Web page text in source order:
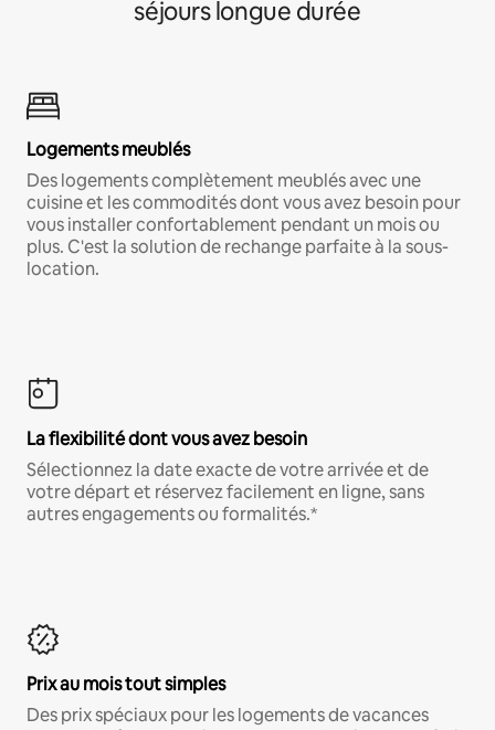
séjours longue durée
Logements meublés
Des logements complètement meublés avec une
cuisine et les commodités dont vous avez besoin pour
vous installer confortablement pendant un mois ou
plus. C'est la solution de rechange parfaite à la sous-
location.
La flexibilité dont vous avez besoin
Sélectionnez la date exacte de votre arrivée et de
votre départ et réservez facilement en ligne, sans
autres engagements ou formalités.*
Prix au mois tout simples
Des prix spéciaux pour les logements de vacances